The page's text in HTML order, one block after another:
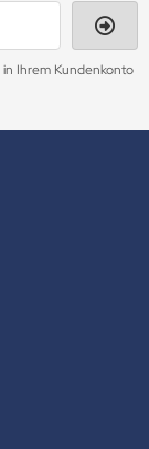
Ihrem Kundenkonto